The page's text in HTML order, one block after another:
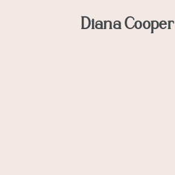
Diana Cooper